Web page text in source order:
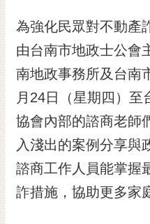
市政資訊
市民互動
黃
偉
哲
螢
光
花
泉
為強化民眾對不動產
由台南市地政士公會
南地政事務所及台南
月24日（星期四）
協會內部的諮商老師
入淺出的案例分享與
諮商工作人員能掌握
詐措施，協助更多家